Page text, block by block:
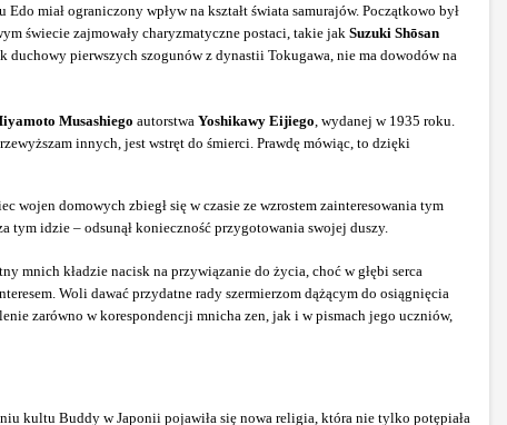
miał ograniczony wpływ na kształt świata samurajów. Początkowo był
świecie zajmowały charyzmatyczne postaci, takie jak Suzuki Shōsan
duchowy pierwszych szogunów z dynastii Tokugawa, nie ma dowodów na
Musashiego autorstwa Yoshikawy Eijiego , wydanej w 1935 roku.
innych, jest wstręt do śmierci. Prawdę mówiąc, to dzięki
wojen domowych zbiegł się w czasie ze wzrostem zainteresowania tym
tym idzie – odsunął konieczność przygotowania swojej duszy.
mnich kładzie nacisk na przywiązanie do życia, choć w głębi serca
Woli dawać przydatne rady szermierzom dążącym do osiągnięcia
zarówno w korespondencji mnicha zen, jak i w pismach jego uczniów,
kultu Buddy w Japonii pojawiła się nowa religia, która nie tylko potępiała